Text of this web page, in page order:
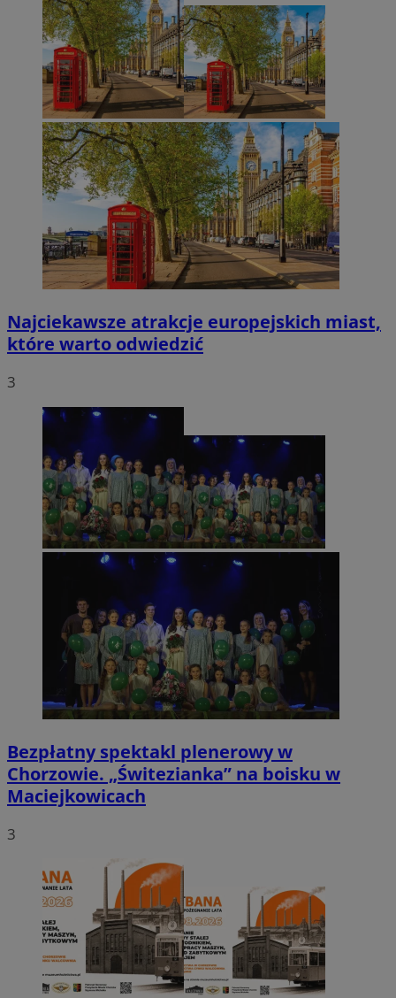
Najciekawsze atrakcje europejskich miast,
które warto odwiedzić
3
Bezpłatny spektakl plenerowy w
Chorzowie. „Świtezianka” na boisku w
Maciejkowicach
3